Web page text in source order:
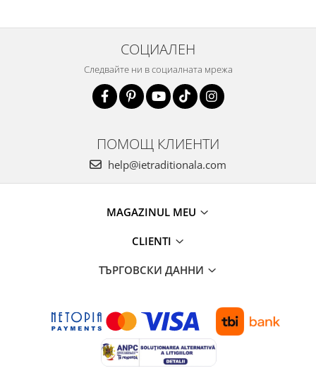
СОЦИАЛЕН
Следвайте ни в социалната мрежа
ПОМОЩ КЛИЕНТИ
help@ietraditionala.com
MAGAZINUL MEU
CLIENTI
ТЪРГОВСКИ ДАННИ